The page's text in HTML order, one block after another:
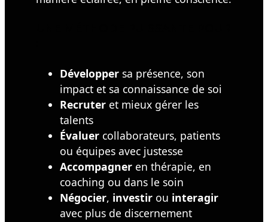
Développer sa présence, son
impact et sa connaissance de soi
Recruter et mieux gérer les
talents
Évaluer collaborateurs, patients
ou équipes avec justesse
Accompagner en thérapie, en
coaching ou dans le soin
Négocier, investir ou interagir
avec plus de discernement